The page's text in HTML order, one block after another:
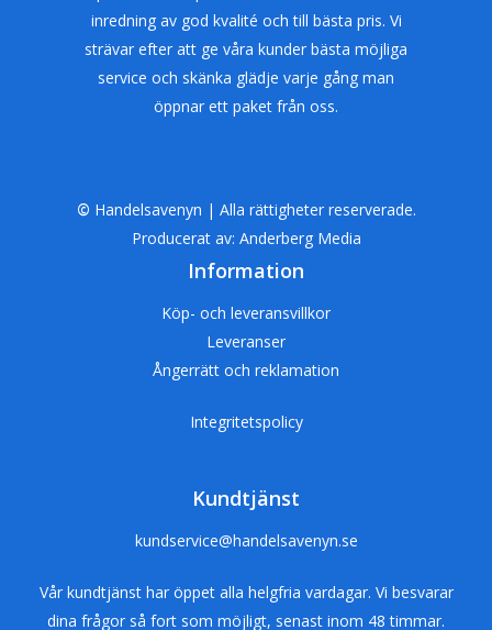
mekanik, snickeri eller elektronik. Med våra
mätverktyg kan du säkerställa att dina mått alltid
är exakta och att dina projekt blir framgångsrika.
Måttband och Mätstickor: Flexibla och
robusta måttband samt mätstickor för
Skjutmått och Mikrometrar:
Högprecisionsverktyg för att mäta inre, yttre
och djupa mått med extrem noggrannhet.
och digitala vattenpass samt avancerade
Vinkelmätare och Gradskivor
grader.
Elektroniska mätverktyg för att mäta
inredning av god kvalité och till bästa pris. Vi
strävar efter att ge våra kunder bästa möjliga
service och skänka glädje varje gång man
öppnar ett paket från oss.
© Handelsavenyn | Alla rättigheter reserverade.
Producerat av: Anderberg Media
Information
Köp- och leveransvillkor
Leveranser
Ångerrätt och reklamation
Integritetspolicy
Kundtjänst
kundservice@handelsavenyn.se
Vår kundtjänst har öppet alla helgfria vardagar. Vi besvarar
dina frågor så fort som möjligt, senast inom 48 timmar.